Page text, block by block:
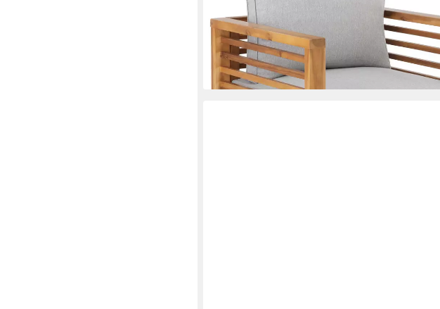
x 64,5 cm (Terrassenstuhl Boka für Außen in
wetterfest, Belastbarkeit 120 kg, Dicke des
cm
ab 129,99 €
lieferbar - in 2-3 Werktagen bei dir